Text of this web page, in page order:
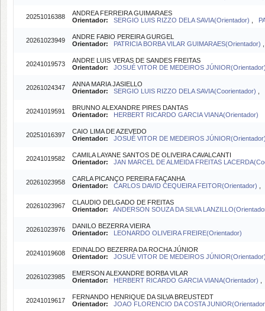
20251016388
ANDREA FERREIRA GUIMARAES
Orientador:
SERGIO LUIS RIZZO DELA SAVIA(Orientador)
20261023949
ANDRE FABIO PEREIRA GURGEL
Orientador:
PATRICIA BORBA VILAR GUIMARAES(Orientador)
20241019573
ANDRE LUIS VERAS DE SANDES FREITAS
Orientador:
JOSUÉ VITOR DE MEDEIROS
20261024347
ANNA MARIA JASIELLO
Orientador:
SERGIO LUIS RIZZO DELA SAVIA(Coorientador)
20241019591
BRUNNO ALEXANDRE PIRES DANTAS
Orientador:
HERBERT RICARDO GARCIA VIANA(Orientador)
20251016397
CAIO LIMA DE AZEVEDO
Orientador:
JOSUÉ VITOR DE MEDEIROS
20241019582
CAMILA LAYANE SANTOS DE OLIVEIRA CAVALCANTI
Orientador:
JAN MARCEL DE ALMEIDA FREITAS
20261023958
CARLA PICANÇO PEREIRA FAÇANHA
Orientador:
CARLOS DAVID CEQUEIRA FEITOR(Orientador)
20261023967
CLAUDIO DELGADO DE FREITAS
Orientador:
ANDERSON SOUZA DA SILVA
20261023976
DANILO BEZERRA VIEIRA
Orientador:
LEONARDO OLIVEIRA FREIRE(Orientador)
20241019608
EDINALDO BEZERRA DA ROCHA JÚNIOR
Orientador:
JOSUÉ VITOR DE MEDEIROS
20261023985
EMERSON ALEXANDRE BORBA VILAR
Orientador:
HERBERT RICARDO GARCIA VIANA(Orientador)
20241019617
FERNANDO HENRIQUE DA SILVA BREUSTEDT
Orientador:
JOAO FLORENCIO DA COSTA